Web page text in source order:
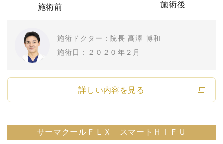
施術前 施術後
施術ドクター：院長 髙澤 博和
施術日：２０２０年２月
詳しい内容を見る
サーマクールＦＬＸ スマートＨＩＦＵ